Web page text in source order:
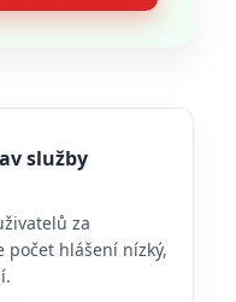
služby
za
počet hlášení nízký,